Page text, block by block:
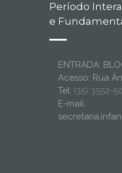
Período
e
ENTRADA:
Acesso: Rua
Tel: (35) 3552-
E-mail: